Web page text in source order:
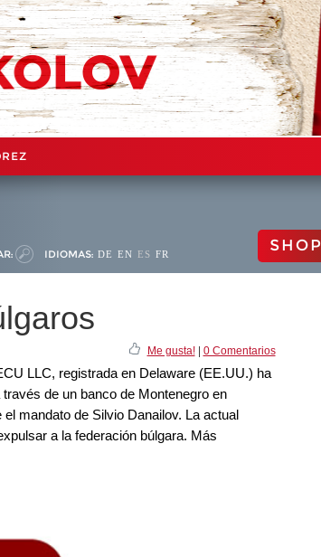
IDIOMAS: DE EN ES FR SHOP
Me gusta!| 0 Comentarios
LLC, registrada en Delaware (EE.UU.) ha
de un banco de Montenegro en
mandato de Silvio Danailov. La actual
a la federación búlgara. Más